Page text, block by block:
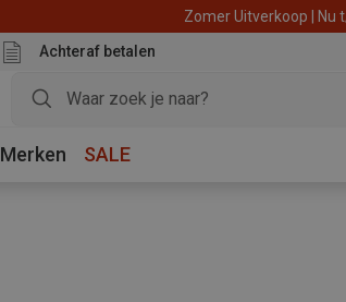
Zomer Uitverkoop | Nu
Achteraf betalen
Merken SALE